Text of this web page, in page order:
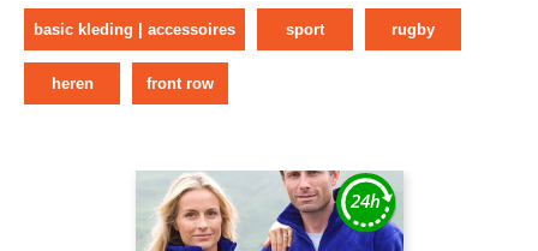
basic kleding | accessoires sport rugby
heren front row